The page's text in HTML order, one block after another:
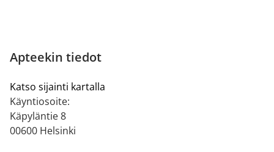
Apteekin tiedot
Katso sijainti kartalla
Käyntiosoite:
Käpyläntie 8
00600 Helsinki